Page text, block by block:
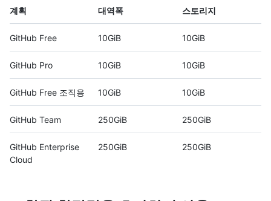
계획 대역폭 스토리지
GitHub Free 10GiB 10GiB
GitHub Pro 10GiB 10GiB
GitHub Free 조직용 10GiB 10GiB
GitHub Team 250GiB 250GiB
GitHub Enterprise
Cloud
250GiB 250GiB